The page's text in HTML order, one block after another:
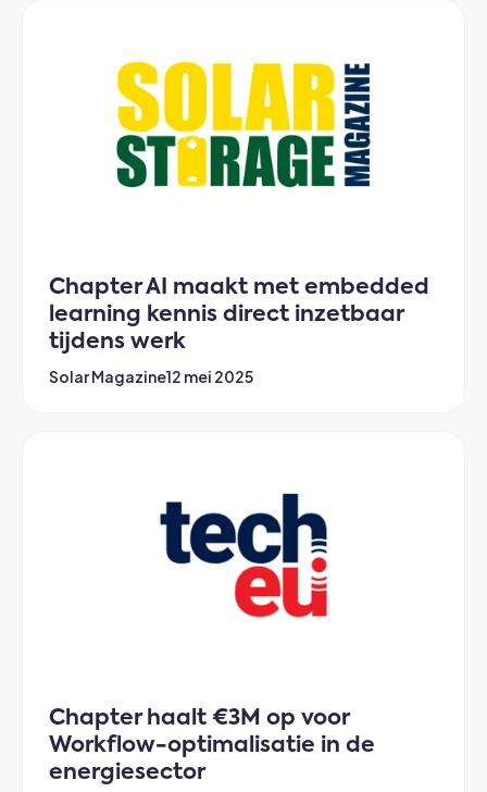
Chapter AI maakt met embedded
learning kennis direct inzetbaar
tijdens werk
Solar Magazine12 mei 2025
Chapter haalt €3M op voor
Workflow-optimalisatie in de
energiesector